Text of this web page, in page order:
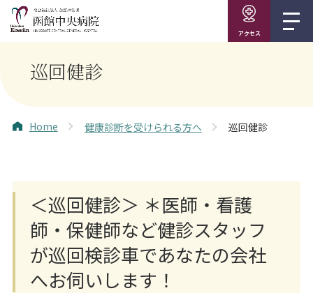
アクセス
巡回健診
Home 健康診断を受けられる方へ 巡回健診
＜巡回健診＞ ＊医師・看護
師・保健師など健診スタッフ
が巡回検診車であなたの会社
へお伺いします！